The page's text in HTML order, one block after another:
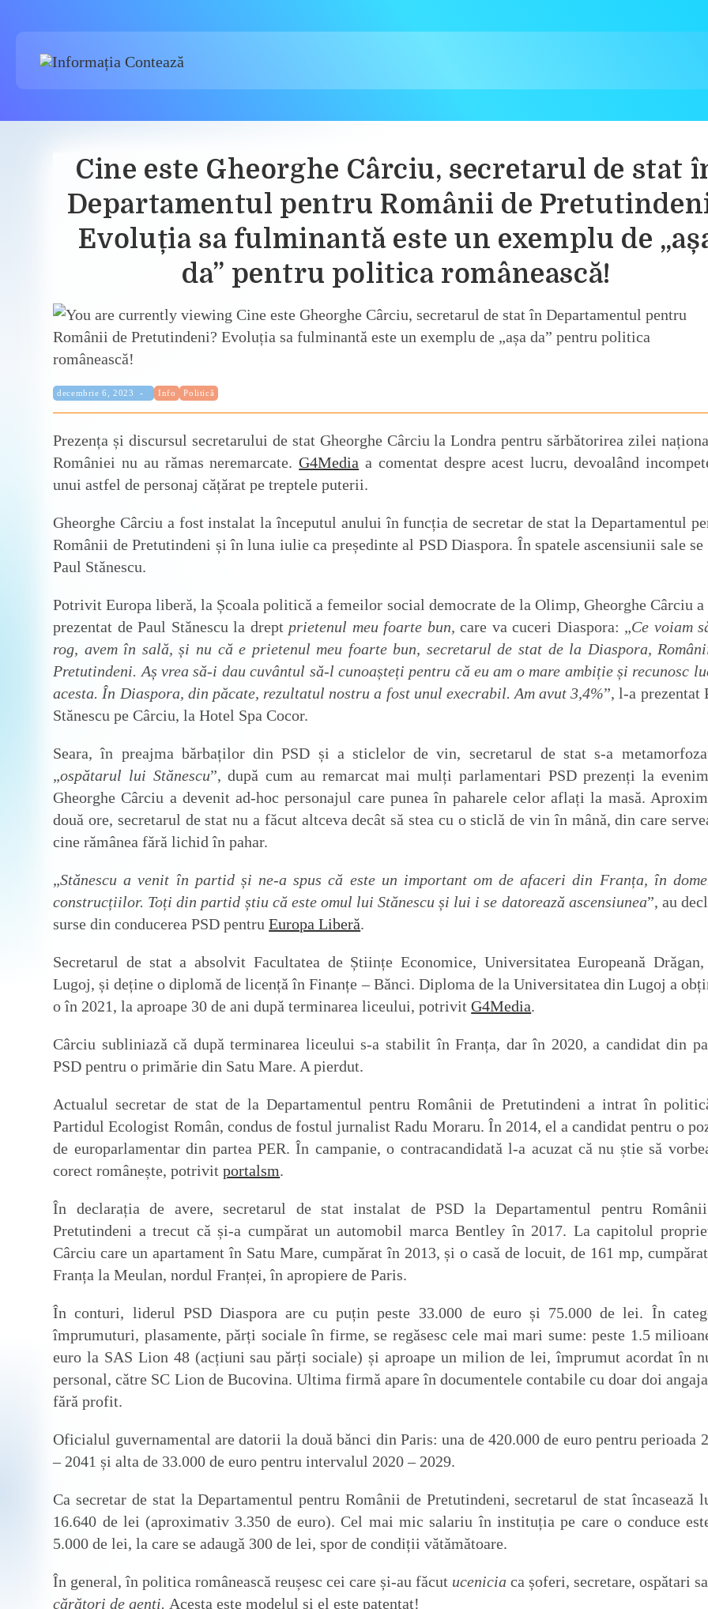
Cine este Gheorghe Cârciu, secretarul de stat
Departamentul pentru Românii de
Evoluția sa fulminantă este un exemplu de
da” pentru politica românească!
Publicat:
decembrie 6, 2023 Categorie:
Info Politică
Prezența și discursul secretarului de stat Gheorghe Cârciu la Londra pentru sărbătorirea zilei
României nu au rămas neremarcate.G4Media a comentat despre acest lucru, devoalând
unui astfel de personaj cățărat pe treptele puterii.
Gheorghe Cârciu a fost instalat la începutul anului în funcția de secretar de stat la Departamentul
Românii de Pretutindeni și în luna iulie ca președinte al PSD Diaspora. În spatele ascensiunii sale se
Paul Stănescu.
Potrivit Europa liberă, la Școala politică a femeilor social democrate de la Olimp, Gheorghe Cârciu a
prezentat de Paul Stănescu la drept prietenul meu foarte bun,care va cuceri Diaspora: „Ce voiam
rog, avem în sală, și nu că e prietenul meu foarte bun, secretarul de stat de la Diaspora,
Pretutindeni. Aș vrea să-i dau cuvântul să-l cunoașteți pentru că eu am o mare ambiție și recunosc
acesta. În Diaspora, din păcate, rezultatul nostru a fost unul execrabil. Am avut 3,4%”, l-a prezentat
Stănescu pe Cârciu, la Hotel Spa Cocor.
Seara, în preajma bărbaților din PSD și a sticlelor de vin, secretarul de stat s-a
„ospătarul lui Stănescu”, după cum au remarcat mai mulți parlamentari PSD prezenți la
Gheorghe Cârciu a devenit ad-hoc personajul care punea în paharele celor aflați la masă.
două ore, secretarul de stat nu a făcut altceva decât să stea cu o sticlă de vin în mână, din care
cine rămânea fără lichid în pahar.
„Stănescu a venit în partid și ne-a spus că este un important om de afaceri din Franța, în
construcțiilor. Toți din partid știu că este omul lui Stănescu și lui i se datorează ascensiunea”, au
surse din conducerea PSD pentruEuropa Liberă.
Secretarul de stat a absolvit Facultatea de Științe Economice, Universitatea Europeană
Lugoj, și deține o diplomă de licență în Finanțe – Bănci. Diploma de la Universitatea din Lugoj a
o în 2021, la aproape 30 de ani după terminarea liceului, potrivitG4Media.
Cârciu subliniază că după terminarea liceului s-a stabilit în Franța, dar în 2020, a candidat din
PSD pentru o primărie din Satu Mare. A pierdut.
Actualul secretar de stat de la Departamentul pentru Românii de Pretutindeni a intrat în
Partidul Ecologist Român, condus de fostul jurnalist Radu Moraru. În 2014, el a candidat pentru o
de europarlamentar din partea PER. În campanie, o contracandidată l-a acuzat că nu știe să
corect românește, potrivitportalsm.
În declarația de avere, secretarul de stat instalat de PSD la Departamentul pentru
Pretutindeni a trecut că și-a cumpărat un automobil marca Bentley în 2017. La capitolul
Cârciu care un apartament în Satu Mare, cumpărat în 2013, și o casă de locuit, de 161 mp,
Franța la Meulan, nordul Franței, în apropiere de Paris.
În conturi, liderul PSD Diaspora are cu puțin peste 33.000 de euro și 75.000 de lei. În
împrumuturi, plasamente, părți sociale în firme, se regăsesc cele mai mari sume: peste 1.5
euro la SAS Lion 48 (acțiuni sau părți sociale) și aproape un milion de lei, împrumut acordat în
personal, către SC Lion de Bucovina. Ultima firmă apare în documentele contabile cu doar doi
fără profit.
Oficialul guvernamental are datorii la două bănci din Paris: una de 420.000 de euro pentru perioada
– 2041 și alta de 33.000 de euro pentru intervalul 2020 – 2029.
Ca secretar de stat la Departamentul pentru Românii de Pretutindeni, secretarul de stat încasează
16.640 de lei (aproximativ 3.350 de euro). Cel mai mic salariu în instituția pe care o conduce
5.000 de lei, la care se adaugă 300 de lei, spor de condiții vătămătoare.
În general, în politica românească reușesc cei care și-au făcut uceniciaca șoferi, secretare, ospătari
cărători de genți. Acesta este modelul și el este patentat!